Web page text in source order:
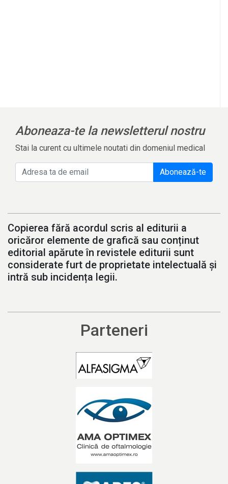
Aboneaza-te la newsletterul nostru
Stai la curent cu ultimele noutati din domeniul medical
Abonează-te
Copierea fără acordul scris al editurii a
oricăror elemente de grafică sau conținut
editorial apărute în revistele editurii sunt
considerate furt de proprietate intelectuală și
intră sub incidența legii.
Parteneri